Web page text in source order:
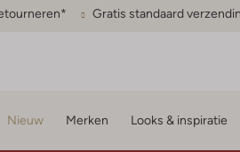
Gratis standaard
Nieuw Merken Looks & inspiratie